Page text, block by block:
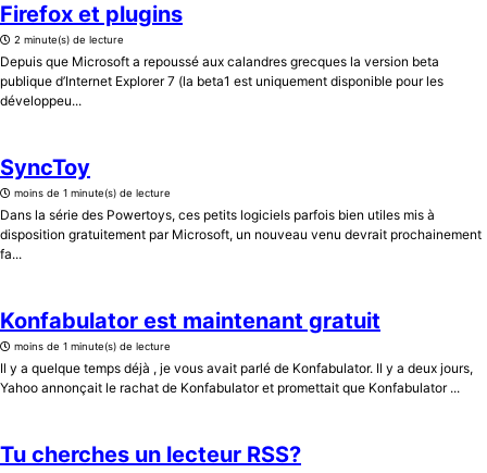
Firefox et plugins
2 minute(s) de lecture
Depuis que Microsoft a repoussé aux calandres grecques la version beta
publique d’Internet Explorer 7 (la beta1 est uniquement disponible pour les
développeu...
SyncToy
moins de 1 minute(s) de lecture
Dans la série des Powertoys, ces petits logiciels parfois bien utiles mis à
disposition gratuitement par Microsoft, un nouveau venu devrait prochainement
fa...
Konfabulator est maintenant gratuit
moins de 1 minute(s) de lecture
Il y a quelque temps déjà , je vous avait parlé de Konfabulator. Il y a deux jours,
Yahoo annonçait le rachat de Konfabulator et promettait que Konfabulator ...
Tu cherches un lecteur RSS?